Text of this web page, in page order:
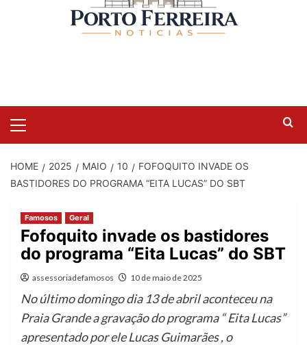
HOME 2025 MAIO 10
FOFOQUITO INVADE OS
BASTIDORES DO PROGRAMA “EITA LUCAS” DO SBT
Famosos Geral
Fofoquito invade os bastidores
do programa “Eita Lucas” do SBT
assessoriadefamosos 10 de maio de 2025
No último domingo dia 13 de abril aconteceu na
Praia Grande a gravação do programa “ Eita Lucas”
apresentado por ele Lucas Guimarães , o